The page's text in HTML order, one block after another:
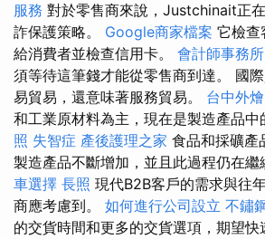
服務 對於零售商來說，Justchinait正
詐保護策略。 Google商家檔案 它檢查
給消費者並檢查信用卡。 會計師事務所
須等待這筆錢才能從零售商到達。 國
易貿易，還意味著服務貿易。 台中外燴
和工業原材料為主，現在是製造產品中
照 失智症 產後護理之家 食品和採礦產
製造產品不斷增加，並且此過程仍在繼
車選擇 長照 現代B2B客戶的需求與往
商應考慮到。 如何進行公司設立 不鏽
的交貨時間和更多的交貨選項，期望快